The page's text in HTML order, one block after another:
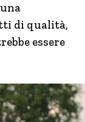
di qualità,
essere